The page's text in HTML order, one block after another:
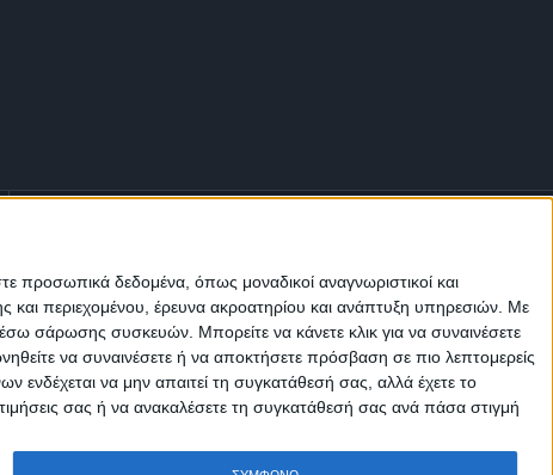
προσωπικά δεδομένα, όπως μοναδικοί αναγνωριστικοί και
περιεχομένου, έρευνα ακροατηρίου και ανάπτυξη υπηρεσιών. Με
σάρωσης συσκευών. Μπορείτε να κάνετε κλικ για να συναινέσετε
να συναινέσετε ή να αποκτήσετε πρόσβαση σε πιο λεπτομερείς
να μην απαιτεί τη συγκατάθεσή σας, αλλά έχετε το
σας ή να ανακαλέσετε τη συγκατάθεσή σας ανά πάσα στιγμή
Μ.Η.Τ.
242814